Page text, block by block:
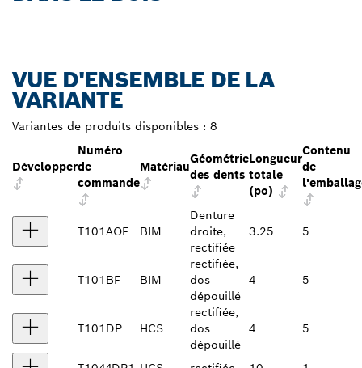
VUE D'ENSEMBLE DE LA
VARIANTE
Variantes de produits disponibles : 8
Développer
Numéro
de
commande
Matériau
Géométrie
des dents
Longueur
totale
(po)
Contenu
de
T101AOF BIM
Denture
droite,
rectifiée
3.25 5
T101BF BIM
rectifiée,
dos
dépouillé
4 5
T101DP HCS
rectifiée,
dos
dépouillé
4 5